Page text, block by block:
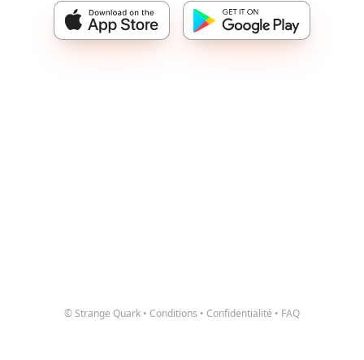
© Strange Quark • Conditions • Confidentialité • FAQ